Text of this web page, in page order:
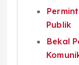
Publik
Bekal